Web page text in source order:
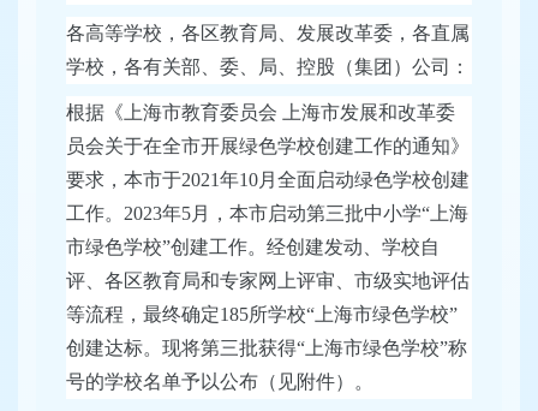
各高等学校，各区教育局、发展改革委，各直属
学校，各有关部、委、局、控股（集团）公司：
根据《上海市教育委员会 上海市发展和改革委
员会关于在全市开展绿色学校创建工作的通知》
要求，本市于2021年10月全面启动绿色学校创建
工作。2023年5月，本市启动第三批中小学“上海
市绿色学校”创建工作。经创建发动、学校自
评、各区教育局和专家网上评审、市级实地评估
等流程，最终确定185所学校“上海市绿色学校”
创建达标。现将第三批获得“上海市绿色学校”称
号的学校名单予以公布（见附件）。